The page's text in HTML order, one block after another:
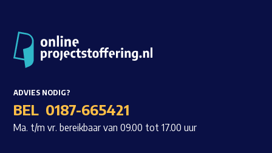
ADVIES NODIG?
BEL 0187-665421
Ma. t/m vr. bereikbaar van 09.00 tot 17.00 uur